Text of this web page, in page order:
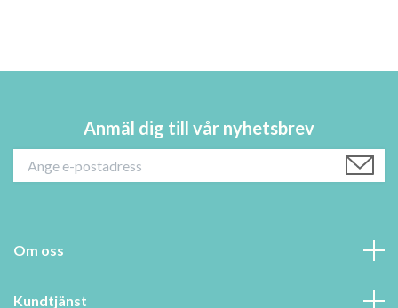
Anmäl dig till vår nyhetsbrev
Om oss
Kundtjänst